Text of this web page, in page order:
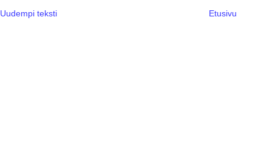
Uudempi teksti Etusivu